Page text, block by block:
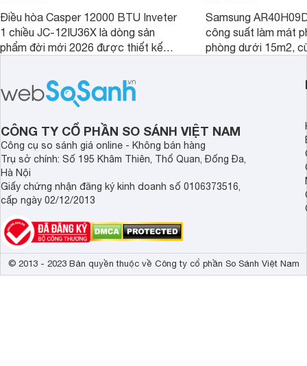
Điều hòa Casper 12000 BTU Inveter
1 chiều JC-12IU36X là dòng sản
phẩm đời mới 2026 được thiết kế
sở hữu khả năng làm mát tốt mà còn
có giá bán rất hợp lý.
Samsung
công suất làm mát
phòng dưới 15m2,
phòng ngủ, phòng
CÔNG TY CỔ PHẦN SO SÁNH VIỆT NAM
Công cụ so sánh giá online - Không bán hàng
Trụ sở chính: Số 195 Khâm Thiên, Thổ Quan, Đống Đa,
Hà Nội
Giấy chứng nhận đăng ký kinh doanh số 0106373516,
cấp ngày 02/12/2013
© 2013 - 2023 Bản quyền thuộc về Công ty cổ phần So Sánh Việt Nam